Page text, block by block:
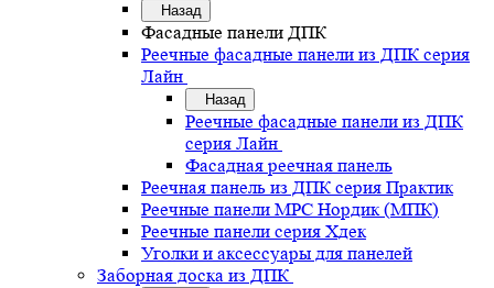
Назад
Фасадные панели ДПК
Реечные фасадные панели из ДПК серия
Лайн
Назад
Реечные фасадные панели из ДПК
серия Лайн
Фасадная реечная панель
Реечная панель из ДПК серия Практик
Реечные панели MPC Нордик (МПК)
Реечные панели серия Хдек
Уголки и аксессуары для панелей
Заборная доска из ДПК